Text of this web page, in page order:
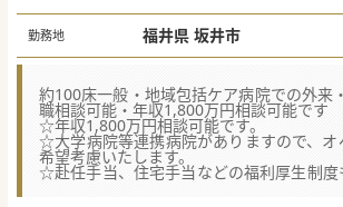
勤務地 福井県 坂井市
約100床一般・地域包括ケア病院での外来
職相談可能・年収1,800万円相談可能です
☆年収1,800万円相談可能です。
☆大学病院等連携病院がありますので、オ
希望考慮いたします。
☆赴任手当、住宅手当などの福利厚生制度
す。